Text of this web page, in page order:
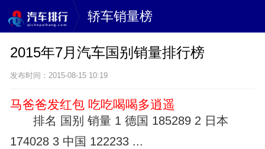
轿车销量榜
2015年7月汽车国别销量排行榜
发布时间：2015-08-15 10:19
马爸爸发红包 吃吃喝喝多逍遥
排名 国别 销量 1 德国 185289 2 日本
174028 3 中国 122233 ...